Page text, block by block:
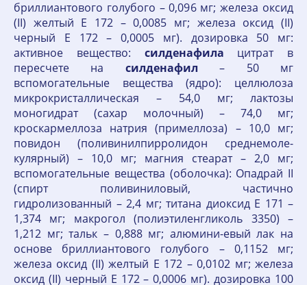
бриллиантового голубого – 0,096 мг; железа оксид
(II) желтый Е 172 – 0,0085 мг; железа оксид (II)
черный Е 172 – 0,0005 мг). дозировка 50 мг:
активное вещество: силденафила цитрат в
пересчете на силденафил – 50 мг
вспомогательные вещества (ядро): целлюлоза
микрокристаллическая – 54,0 мг; лактозы
моногидрат (сахар молочный) – 74,0 мг;
кроскармеллоза натрия (примеллоза) – 10,0 мг;
повидон (поливинилпирролидон среднемоле-
кулярный) – 10,0 мг; магния стеарат – 2,0 мг;
вспомогательные вещества (оболочка): Опадрай II
(спирт поливиниловый, частично
гидролизованный – 2,4 мг; титана диоксид Е 171 –
1,374 мг; макрогол (полиэтиленгликоль 3350) –
1,212 мг; тальк – 0,888 мг; алюмини-евый лак на
основе бриллиантового голубого – 0,1152 мг;
железа оксид (II) желтый Е 172 – 0,0102 мг; железа
оксид (II) черный Е 172 – 0,0006 мг). дозировка 100